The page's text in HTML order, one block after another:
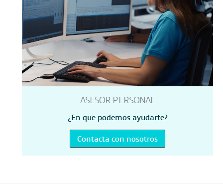
ASESOR PERSONAL
¿En que podemos ayudarte?
Contacta con nosotros